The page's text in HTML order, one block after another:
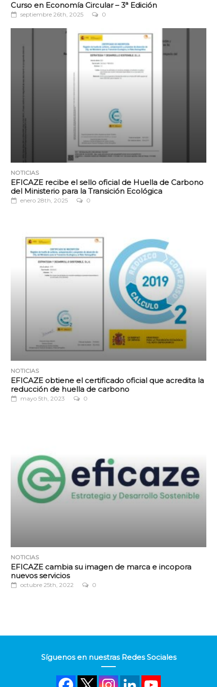
Curso en Economía Circular – 3ª Edición
septiembre 26th, 2025 0
NOTICIAS
EFICAZE recibe el sello oficial de Huella de Carbono
del Ministerio para la Transición Ecológica
enero 28th, 2025 0
NOTICIAS
EFICAZE obtiene el certificado oficial que acredita la
reducción de huella de carbono
mayo 5th, 2023 0
NOTICIAS
EFICAZE cambia su imagen de marca e incopora
nuevos servicios
octubre 25th, 2022 0
Síguenos en nuestras Redes Sociales